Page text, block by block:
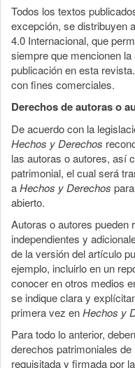
Todos los textos
excepción, se distribuyen
4.0 Internacional, que
siempre que mencionen
publicación en esta
con fines comerciales.
Derechos de autoras o
De acuerdo con la
Hechos y Derechos
las autoras o autores, así
patrimonial, el cual será
aHechos y Derechos
abierto.
Autoras o autores pueden
independientes y
de la versión del artículo
ejemplo, incluirlo en un
conocer en otros medios
se indique clara y
primera vez enHechos y
Para todo lo anterior,
derechos patrimoniales
requisitada y firmada por